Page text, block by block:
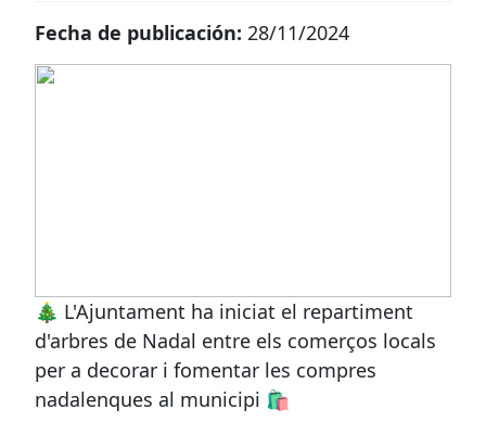
Fecha de publicación: 28/11/2024
🎄 L'Ajuntament ha iniciat el repartiment
d'arbres de Nadal entre els comerços locals
per a decorar i fomentar les compres
nadalenques al municipi 🛍️